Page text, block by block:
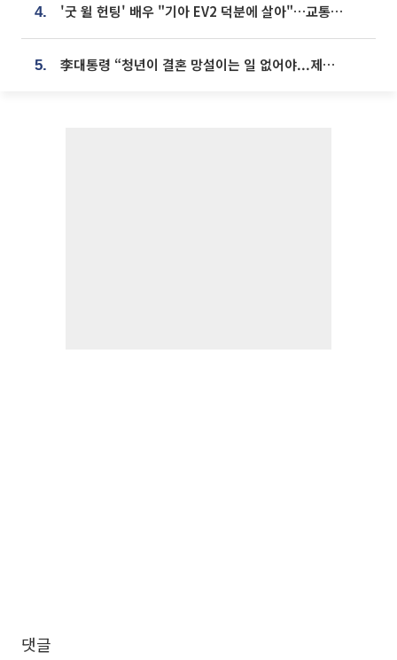
4. '굿 윌 헌팅' 배우 "기아 EV2 덕분에 살아"…교통사고 후 안전성 극찬
5. 李대통령 “청년이 결혼 망설이는 일 없어야...제도상 불이익 조사”
댓글